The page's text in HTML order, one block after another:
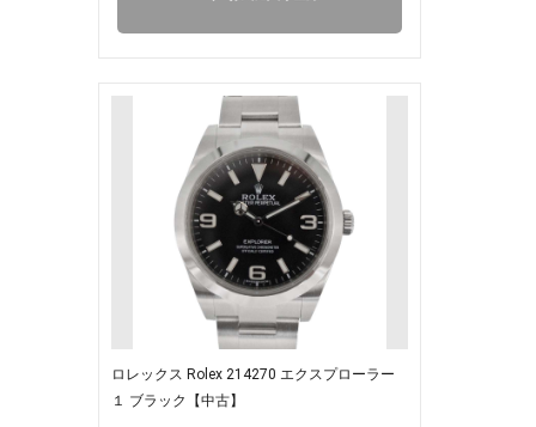
ロレックス Rolex 214270 エクスプローラー
１ ブラック【中古】